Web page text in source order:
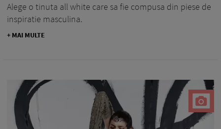
Alege o tinuta all white care sa fie compusa din piese de
inspiratie masculina.
+ MAI MULTE